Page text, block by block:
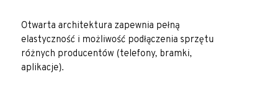
Otwarta architektura zapewnia pełną
elastyczność i możliwość podłączenia sprzętu
różnych producentów (telefony, bramki,
aplikacje).